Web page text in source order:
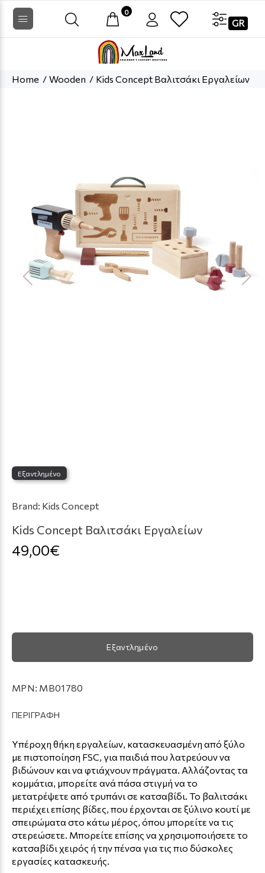
0
GR
Home Wooden Kids Concept Βαλιτσάκι Εργαλείων
Εξαντλημένο
Brand: Kids Concept
Kids Concept Βαλιτσάκι Εργαλείων
49,00€
Εξαντλημένο
MPN: MB01780
ΠΕΡΙΓΡΑΦΗ
Υπέροχη θήκη εργαλείων, κατασκευασμένη από ξύλο
με πιστοποίηση FSC, για παιδιά που λατρεύουν να
βιδώνουν και να φτιάχνουν πράγματα. Αλλάζοντας τα
κομμάτια, μπορείτε ανά πάσα στιγμή να το
μετατρέψετε από τρυπάνι σε κατσαβίδι. Το βαλιτσάκι
περιέχει επίσης βίδες, που έρχονται σε ξύλινο κουτί με
σπειρώματα στο κάτω μέρος, όπου μπορείτε να τις
στερεώσετε. Μπορείτε επίσης να χρησιμοποιήσετε το
κατσαβίδι χειρός ή την πένσα για τις πιο δύσκολες
εργασίες κατασκευής.